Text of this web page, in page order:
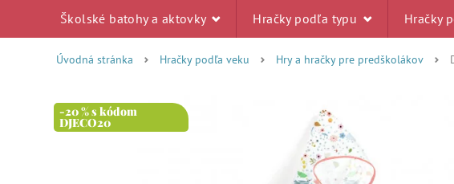
Školské batohy a aktovky Hračky podľa typu Hračky
Úvodná stránka Hračky podľa veku Hry a hračky pre predškolákov
-20 % s kódom
DJECO20